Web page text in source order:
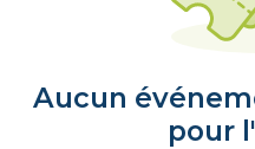
Aucun
pour